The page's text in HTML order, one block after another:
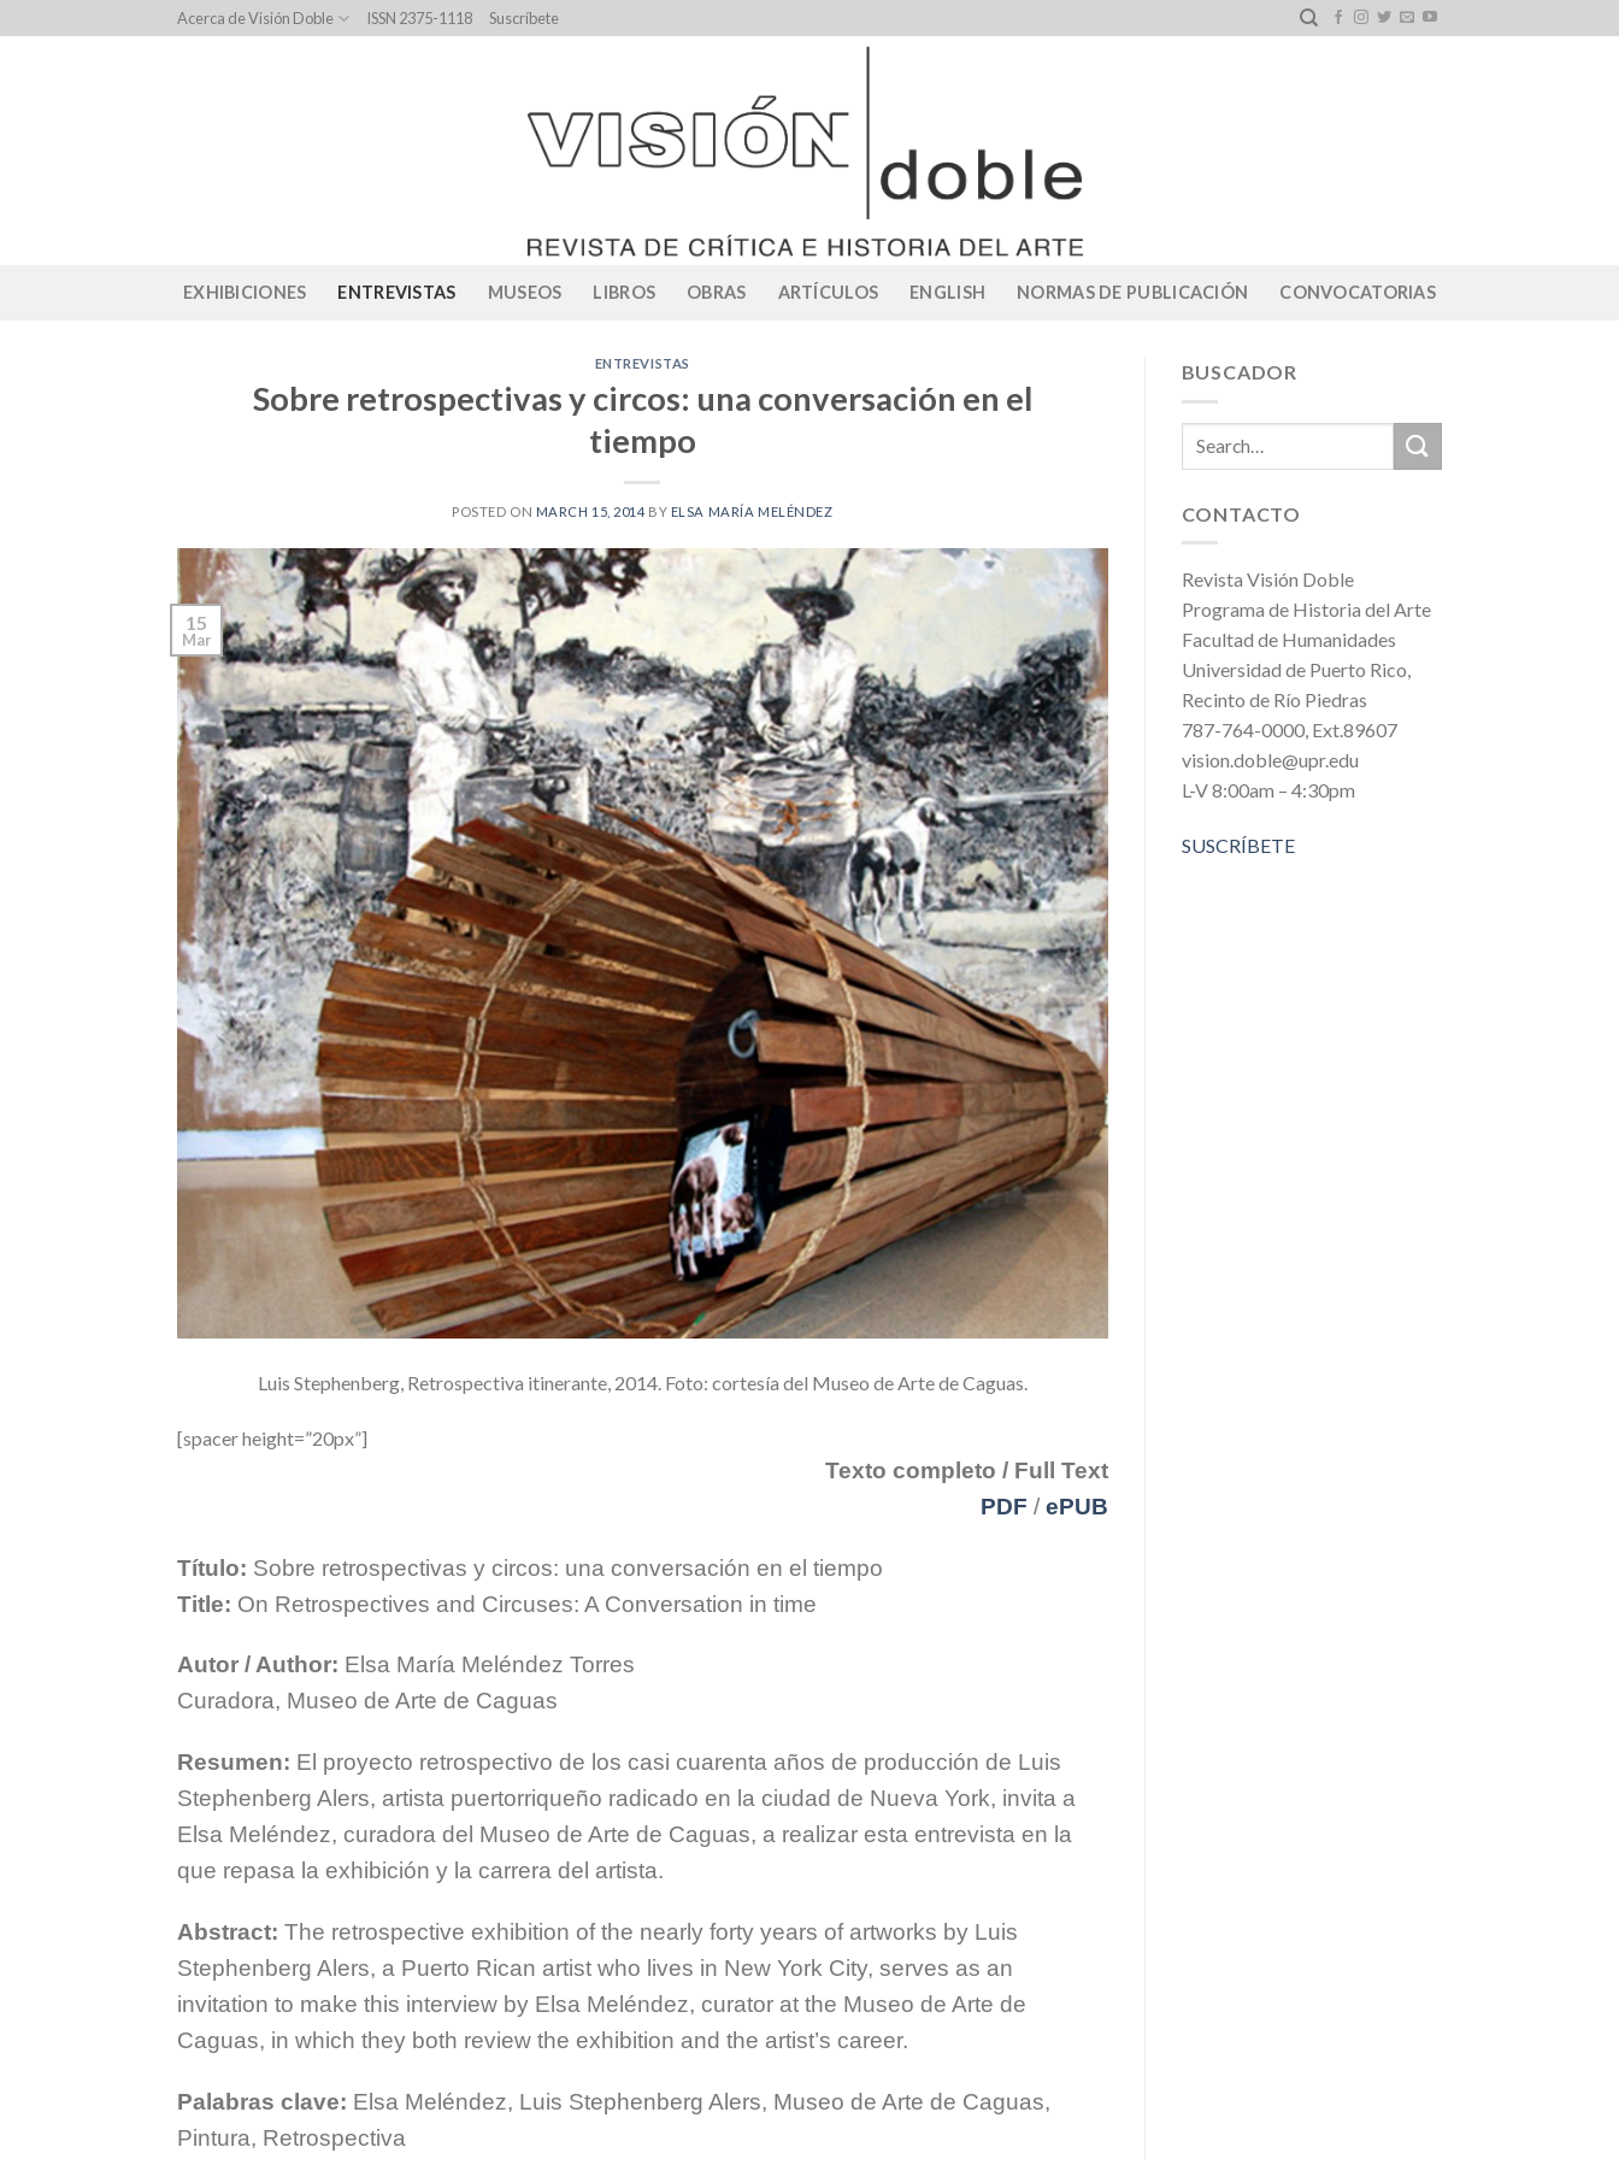
to
Acerca de Visión Doble ISSN 2375-1118 Suscríbete
EXHIBICIONES ENTREVISTAS MUSEOS LIBROS OBRAS ARTÍCULOS ENGLISH NORMAS DE PUBLICACIÓN CONVOCATORIAS
ENTREVISTAS
Sobre retrospectivas y circos: una conversación en el
tiempo
POSTED ON MARCH 15, 2014 BY ELSA MARÍA MELÉNDEZ
15
Mar
Luis Stephenberg, Retrospectiva itinerante, 2014. Foto: cortesía del Museo de Arte de Caguas.
[spacer height=”20px”]
Texto completo / Full Text
PDF / ePUB
Título: Sobre retrospectivas y circos: una conversación en el tiempo
Title: On Retrospectives and Circuses: A Conversation in time
Autor / Author: Elsa María Meléndez Torres
Curadora, Museo de Arte de Caguas
Resumen: El proyecto retrospectivo de los casi cuarenta años de producción de Luis
Stephenberg Alers, artista puertorriqueño radicado en la ciudad de Nueva York, invita a
Elsa Meléndez, curadora del Museo de Arte de Caguas, a realizar esta entrevista en la
que repasa la exhibición y la carrera del artista.
Abstract: The retrospective exhibition of the nearly forty years of artworks by Luis
Stephenberg Alers, a Puerto Rican artist who lives in New York City, serves as an
invitation to make this interview by Elsa Meléndez, curator at the Museo de Arte de
Caguas, in which they both review the exhibition and the artist’s career.
Palabras clave: Elsa Meléndez, Luis Stephenberg Alers, Museo de Arte de Caguas,
Pintura, Retrospectiva
BUSCADOR
CONTACTO
Revista Visión Doble
Programa de Historia del Arte
Facultad de Humanidades
Universidad de Puerto Rico,
Recinto de Río Piedras
787-764-0000, Ext.89607
vision.doble@upr.edu
L-V 8:00am – 4:30pm
SUSCRÍBETE